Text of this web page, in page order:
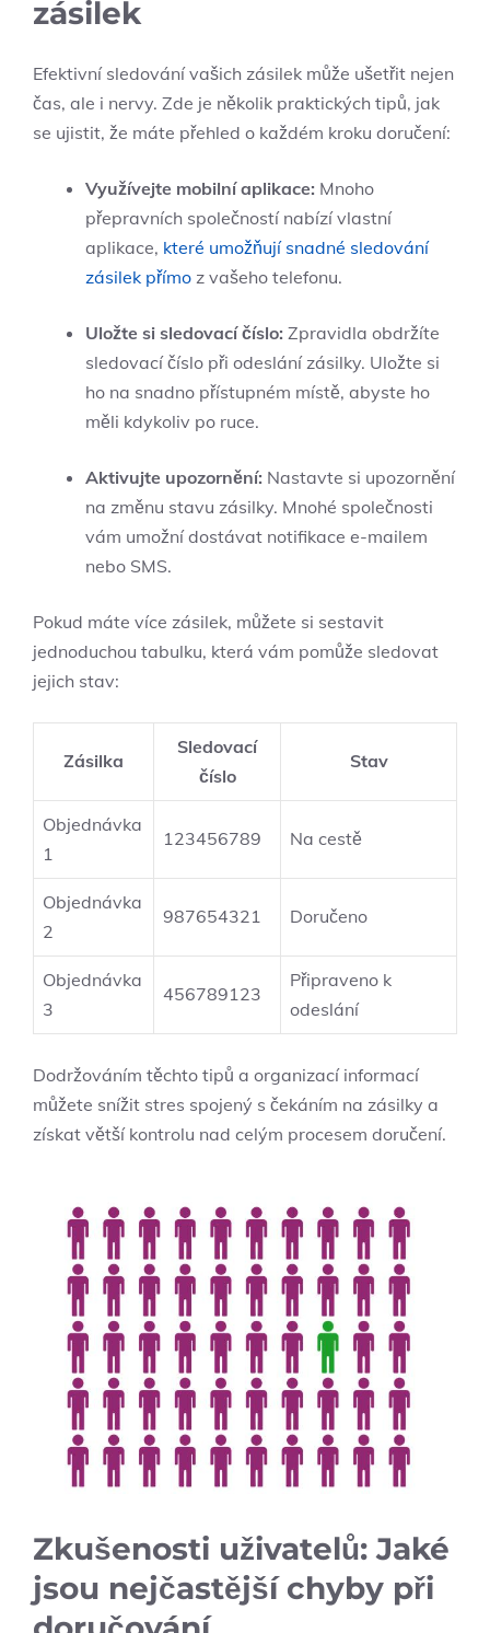
zásilek
Efektivní sledování vašich zásilek může ušetřit nejen
čas, ale i nervy. Zde je několik praktických tipů, jak
se ujistit, že máte přehled o každém kroku doručení:
Využívejte mobilní aplikace: Mnoho
přepravních společností nabízí vlastní
aplikace, které umožňují snadné sledování
zásilek přímo z vašeho telefonu.
Uložte si sledovací číslo: Zpravidla obdržíte
sledovací číslo při odeslání zásilky. Uložte si
ho na snadno přístupném místě, abyste ho
měli kdykoliv po ruce.
Aktivujte upozornění: Nastavte si upozornění
na změnu stavu zásilky. Mnohé společnosti
vám umožní dostávat notifikace e-mailem
nebo SMS.
Pokud máte více zásilek, můžete si sestavit
jednoduchou tabulku, která vám pomůže sledovat
jejich stav:
Zásilka
Sledovací
číslo
Stav
Objednávka
1
123456789 Na cestě
Objednávka
2
987654321 Doručeno
Objednávka
3
456789123
Připraveno k
odeslání
Dodržováním těchto tipů a organizací informací
můžete snížit stres spojený s čekáním na zásilky a
získat větší kontrolu nad celým procesem doručení.
Zkušenosti uživatelů: Jaké
jsou nejčastější chyby při